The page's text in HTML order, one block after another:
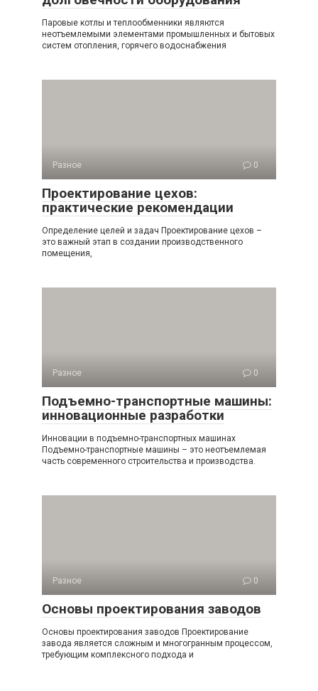
Паровые котлы и теплообменники являются
неотъемлемыми элементами промышленных и бытовых
систем отопления, горячего водоснабжения
Разное 0
Проектирование цехов:
практические рекомендации
Определение целей и задач Проектирование цехов –
это важный этап в создании производственного
помещения,
Разное 0
Подъемно-транспортные машины:
инновационные разработки
Инновации в подъемно-транспортных машинах
Подъемно-транспортные машины – это неотъемлемая
часть современного строительства и производства.
Разное 0
Основы проектирования заводов
Основы проектирования заводов Проектирование
завода является сложным и многогранным процессом,
требующим комплексного подхода и